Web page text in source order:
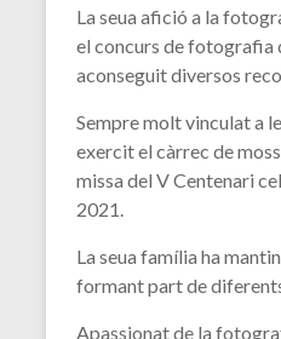
La seua afició a la
el concurs de fotografia
aconseguit diversos
Sempre molt vinculat a
exercit el càrrec de
missa del V Centenari
2021.
La seua família ha
formant part de
Apassionat de la